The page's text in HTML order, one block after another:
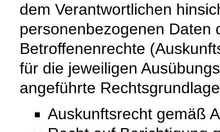
dem Verantwortlichen
personenbezogenen Daten
Betroffenenrechte
für die jeweiligen
angeführte
Auskunftsrecht gemäß